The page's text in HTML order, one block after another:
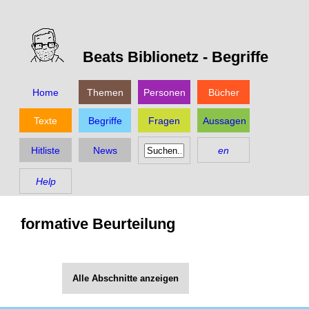
Beats Biblionetz - Begriffe
Home Themen Personen Bücher
Texte Begriffe Fragen Aussagen
Hitliste News en
Help
formative Beurteilung
Alle Abschnitte anzeigen